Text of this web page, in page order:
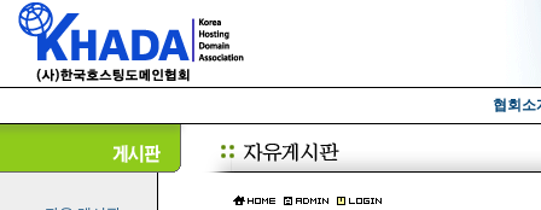
협회소